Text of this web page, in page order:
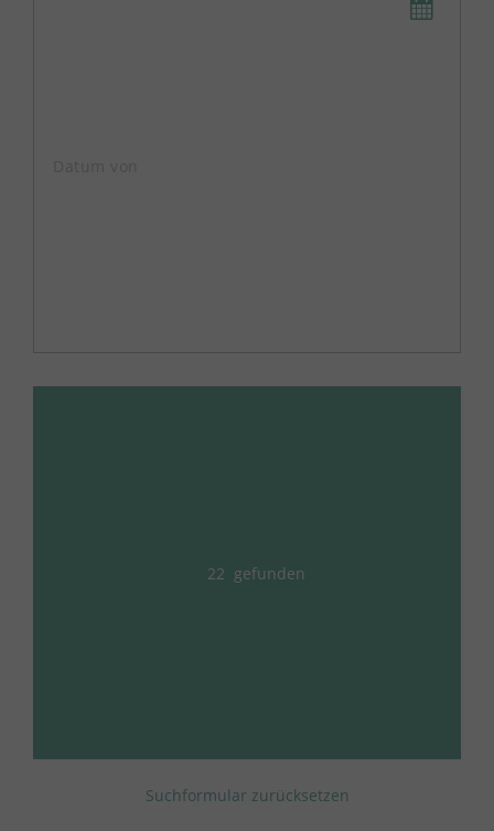
22 gefunden
Suchformular zurücksetzen